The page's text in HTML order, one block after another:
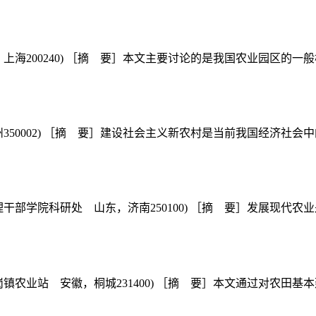
海200240) ［摘 要］本文主要讨论的是我国农业园区的一
［摘 要］建设社会主义新农村是当前我国经济社会
部学院科研处 山东，济南250100) ［摘 要］发展现代农
农业站 安徽，桐城231400) ［摘 要］本文通过对农田基